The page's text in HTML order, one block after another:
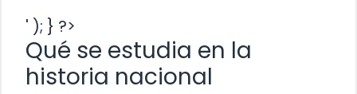
' ); } ?>
Qué se estudia en la
historia nacional